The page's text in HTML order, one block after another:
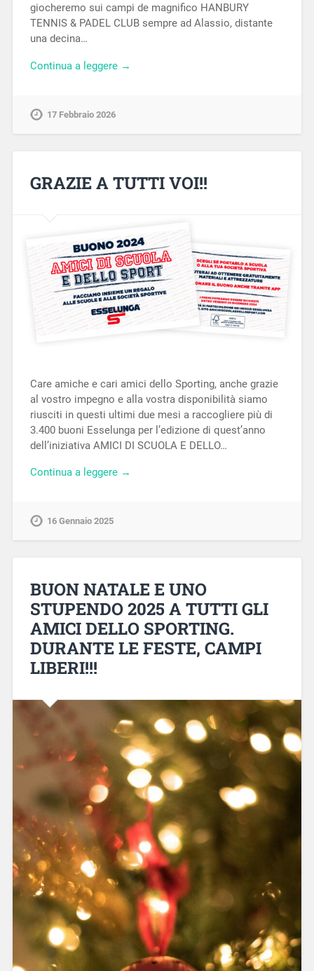
giocheremo sui campi de magnifico HANBURY
TENNIS & PADEL CLUB sempre ad Alassio, distante
una decina…
Continua a leggere →
17 Febbraio 2026
GRAZIE A TUTTI VOI!!
Care amiche e cari amici dello Sporting, anche grazie
al vostro impegno e alla vostra disponibilità siamo
riusciti in questi ultimi due mesi a raccogliere più di
3.400 buoni Esselunga per l’edizione di quest’anno
dell’iniziativa AMICI DI SCUOLA E DELLO…
Continua a leggere →
16 Gennaio 2025
BUON NATALE E UNO
STUPENDO 2025 A TUTTI GLI
AMICI DELLO SPORTING.
DURANTE LE FESTE, CAMPI
LIBERI!!!